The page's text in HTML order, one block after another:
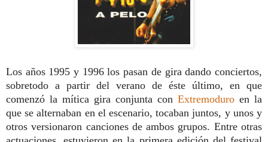
Los años 1995 y 1996 los pasan de gira dando conciertos,
sobretodo a partir del verano de éste último, en que
comenzó la mítica gira conjunta con Extremoduro en la
que se alternaban en el escenario, tocaban juntos, y unos y
otros versionaron canciones de ambos grupos. Entre otras